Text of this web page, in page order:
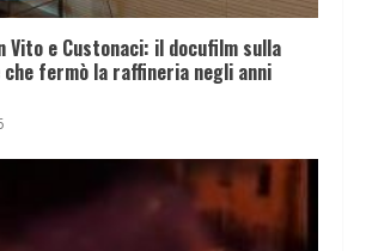
Vito e Custonaci: il docufilm sulla
fermò la raffineria negli anni